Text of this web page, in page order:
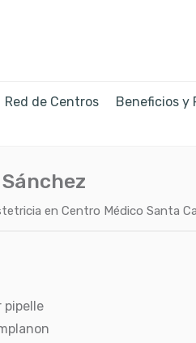
Red de Centros Beneficios y
en Centro Médico Santa
pipelle